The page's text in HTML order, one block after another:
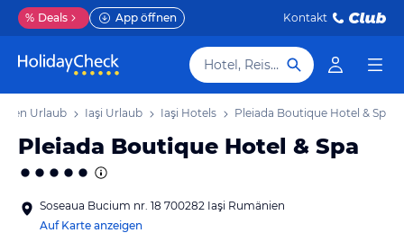
% Deals App öffnen Kontakt
Hotel, Reiseziel
Urlaub Iaşi Urlaub Iaşi Hotels Pleiada Boutique Hotel & Spa
Pleiada Boutique Hotel & Spa
Soseaua Bucium nr. 18 700282 Iaşi Rumänien
Auf Karte anzeigen